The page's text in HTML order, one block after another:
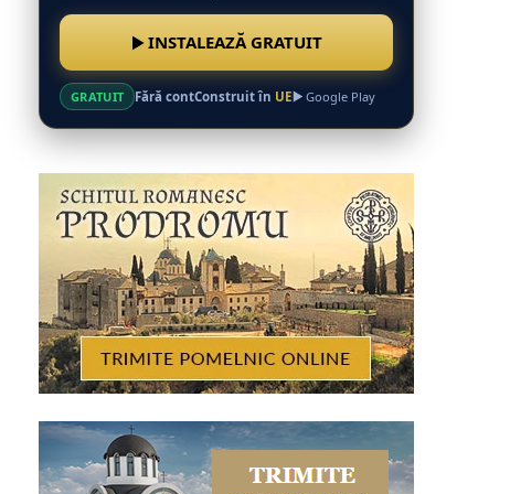
INSTALEAZĂ GRATUIT
GRATUIT Fără contConstruit în UE Google Play